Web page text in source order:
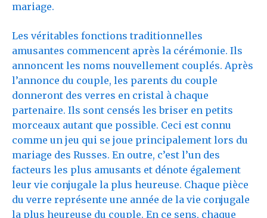
mariage.
Les véritables fonctions traditionnelles
amusantes commencent après la cérémonie. Ils
annoncent les noms nouvellement couplés. Après
l’annonce du couple, les parents du couple
donneront des verres en cristal à chaque
partenaire. Ils sont censés les briser en petits
morceaux autant que possible. Ceci est connu
comme un jeu qui se joue principalement lors du
mariage des Russes. En outre, c’est l’un des
facteurs les plus amusants et dénote également
leur vie conjugale la plus heureuse. Chaque pièce
du verre représente une année de la vie conjugale
la plus heureuse du couple. En ce sens, chaque